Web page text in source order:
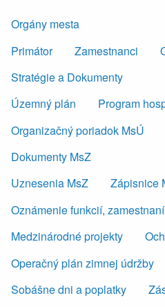
Orgány mesta
Primátor
Zamestnanci
Stratégie a Dokumenty
Územný plán
Program
Organizačný poriadok MsÚ
Dokumenty MsZ
Uznesenia MsZ
Zápisnice
Oznámenie funkcií,
Medzinárodné projekty
Operačný plán zimnej údržby
Sobášne dni a poplatky